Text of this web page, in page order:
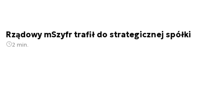
Rządowy mSzyfr trafił do strategicznej spółki
2 min.